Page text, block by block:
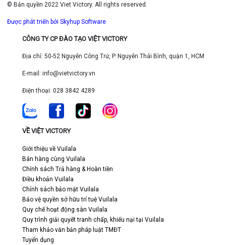
© Bản quyền 2022 Viet Victory. All rights reserved.
Được phát triển bởi Skyhup Software
CÔNG TY CP ĐÀO TẠO VIỆT VICTORY
Địa chỉ: 50-52 Nguyễn Công Trứ, P. Nguyễn Thái Bình, quận 1, HCM
E-mail: info@vietvictory.vn
Điện thoại: 028 3842 4289
VỀ VIỆT VICTORY
Giới thiệu về Vuilala
Bán hàng cùng Vuilala
Chính sách Trả hàng & Hoàn tiền
Điều khoản Vuilala
Chính sách bảo mật Vuilala
Bảo vệ quyền sở hữu trí tuệ Vuilala
Quy chế hoạt động sàn Vuilala
Quy trình giải quyết tranh chấp, khiếu nại tại Vuilala
Tham khảo văn bản pháp luật TMĐT
Tuyển dụng